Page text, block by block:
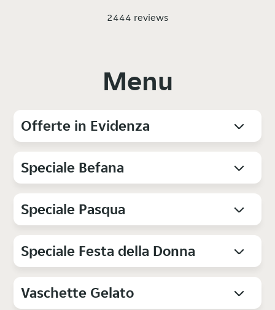
2444 reviews
Menu
Offerte in Evidenza
Speciale Befana
Speciale Pasqua
Speciale Festa della Donna
Vaschette Gelato